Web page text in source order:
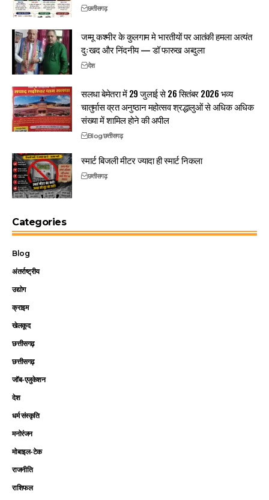
छत्तीसगढ़
जम्मू कश्मीर के कुलगाम मे भारतीयों पर आतंकी हमला अत्यंत
दुःखद और निंदनीय — डॉ फारुख अब्दुला
देश
सलधा बेमेतरा में 29 जुलाई से 26 सितंबर 2026 भव्य
चातुर्मास व्रत अनुष्ठान महोत्सव श्रद्धालुओं से अधिक अधिक
संख्या में शामिल होने की अपील
Blogछत्तीसगढ़
स्मार्ट बिजली मीटर ज्यादा ही स्मार्ट निकला
छत्तीसगढ़
Categories
Blog
अंतर्राष्ट्रीय
उद्योग
क्राइम
खेलकूद
छत्तीसगढ़
छत्तीसगढ़
जॉब-एजुकेशन
देश
धर्म संस्कृति
मनोरंजन
मोबाइल-टेक
राजनीति
राशिफल